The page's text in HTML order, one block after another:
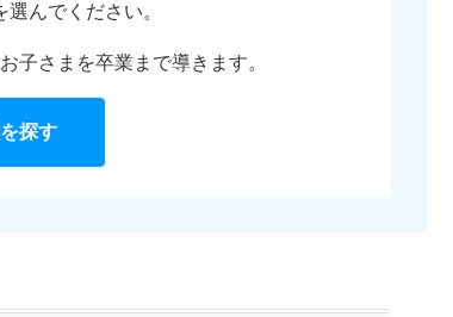
んでください。
子さまを卒業まで導きます。
探す